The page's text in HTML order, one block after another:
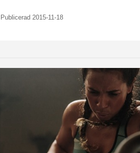
Publicerad 2015-11-18